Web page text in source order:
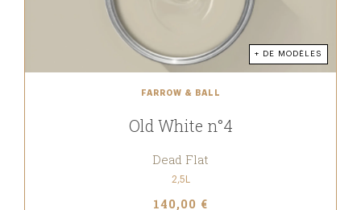
+ DE MODÈLES
FARROW & BALL
Old White n°4
Dead Flat
2,5L
140,00 €